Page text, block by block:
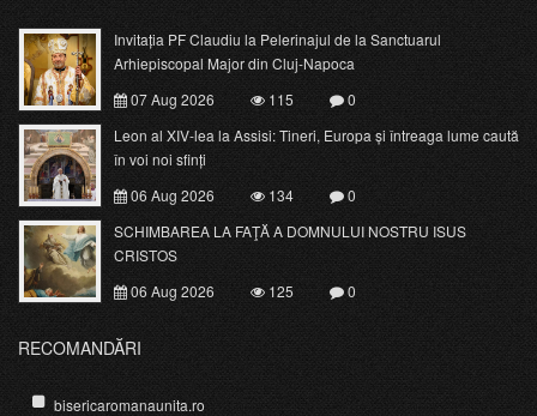
Invitația PF Claudiu la Pelerinajul de la Sanctuarul
Arhiepiscopal Major din Cluj-Napoca
07 Aug 2026
115
0
Leon al XIV-lea la Assisi: Tineri, Europa și întreaga lume caută
în voi noi sfinți
06 Aug 2026
134
0
SCHIMBAREA LA FAŢĂ A DOMNULUI NOSTRU ISUS
CRISTOS
06 Aug 2026
125 0
RECOMANDĂRI
bisericaromanaunita.ro